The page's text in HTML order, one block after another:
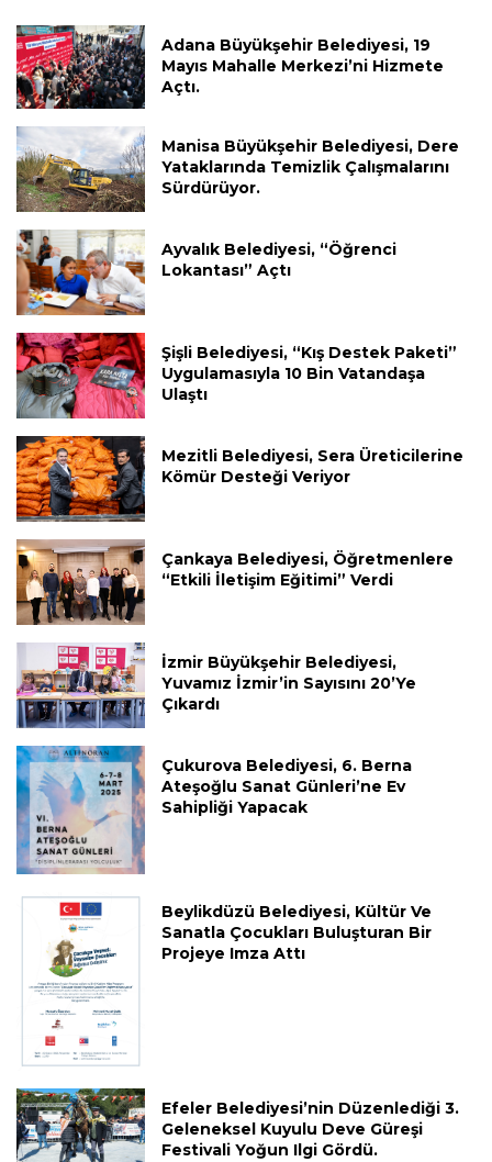
Adana Büyükşehir Belediyesi, 19
Mayıs Mahalle Merkezi’ni Hizmete
Açtı.
Manisa Büyükşehir Belediyesi, Dere
Yataklarında Temizlik Çalışmalarını
Sürdürüyor.
Ayvalık Belediyesi, “Öğrenci
Lokantası” Açtı
Şişli Belediyesi, “Kış Destek Paketi”
Uygulamasıyla 10 Bin Vatandaşa
Ulaştı
Mezitli Belediyesi, Sera Üreticilerine
Kömür Desteği Veriyor
Çankaya Belediyesi, Öğretmenlere
“Etkili İletişim Eğitimi” Verdi
İzmir Büyükşehir Belediyesi,
Yuvamız İzmir’in Sayısını 20’ye
Çıkardı
Çukurova Belediyesi, 6. Berna
Ateşoğlu Sanat Günleri’ne Ev
Sahipliği Yapacak
Beylikdüzü Belediyesi, Kültür Ve
Sanatla Çocukları Buluşturan Bir
Projeye Imza Attı
Efeler Belediyesi’nin Düzenlediği 3.
Geleneksel Kuyulu Deve Güreşi
Festivali Yoğun Ilgi Gördü.